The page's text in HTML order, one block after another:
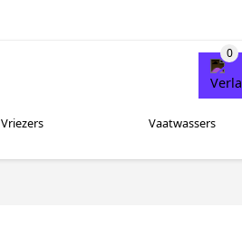
Vriezers Vaatwassers